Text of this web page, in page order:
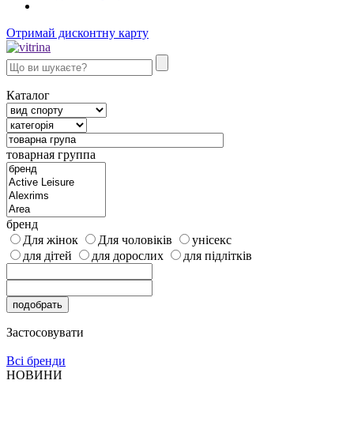
Отримай дисконтну карту
Каталог
товарная группа
бренд
Для жінок
Для чоловіків
унісекс
для дітей
для дорослих для підлітків
Застосовувати
Всі бренди
НОВИНИ